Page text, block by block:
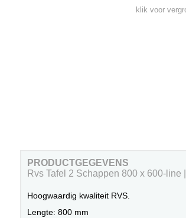
klik voor
PRODUCTGEGEVENS
Rvs Tafel 2 Schappen 800 x 600-line
Hoogwaardig kwaliteit RVS.
Lengte: 800 mm